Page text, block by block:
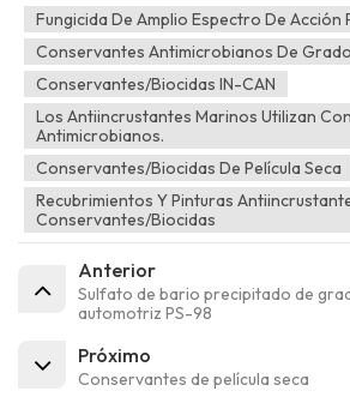
Fungicida De Amplio Espectro De Acción
Conservantes Antimicrobianos De
Conservantes/biocidas IN-CAN
Los Antiincrustantes Marinos Utilizan
Antimicrobianos.
Conservantes/biocidas De Película Seca
Recubrimientos Y Pinturas
Conservantes/biocidas
Anterior
Sulfato de bario precipitado de
automotriz PS-98
Próximo
Conservantes de película seca